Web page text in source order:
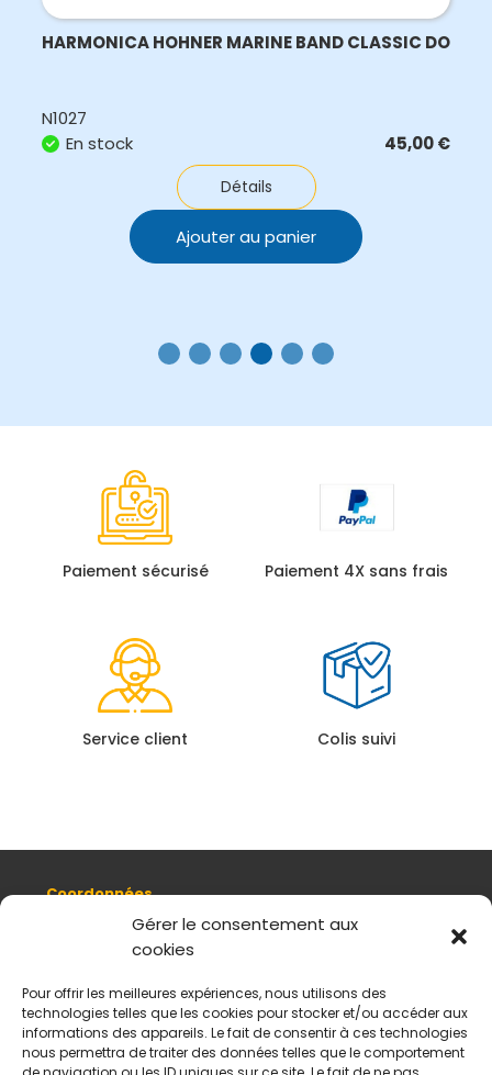
Gérer le consentement aux
cookies
Pour offrir les meilleures expériences, nous utilisons des
technologies telles que les cookies pour stocker et/ou accéder aux
informations des appareils. Le fait de consentir à ces technologies
nous permettra de traiter des données telles que le comportement
HARMONICA HOHNER MARINE BAND CLASSIC DO
N1027
En stock
45,00€
Détails
Ajouter au panier
Paiement sécurisé Paiement 4X sans frais
Service client Colis suivi
Coordonnées
8, quai Romain Rolland 69005 Lyon
+ 33 (0)4 78 42 55 04
Plan d'accès
Mentions légales
Politique de données personnelles